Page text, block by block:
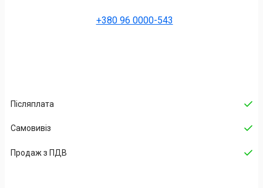
+380 96 0000-543
Післяплата
Самовивіз
Продаж з ПДВ